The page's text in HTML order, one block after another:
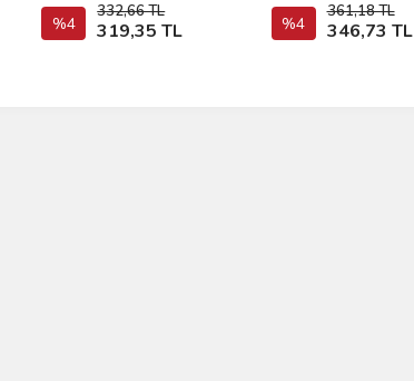
%4
332,66 TL
319,35 TL
Sepete Ekle %4
361,18 TL
346,73 TL
Sepete Ekle